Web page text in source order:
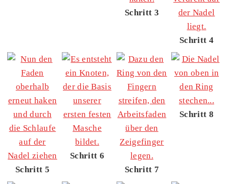
Schritt 3
Schritt 4
Schritt 5
Schritt 6
Schritt 7
Schritt 8